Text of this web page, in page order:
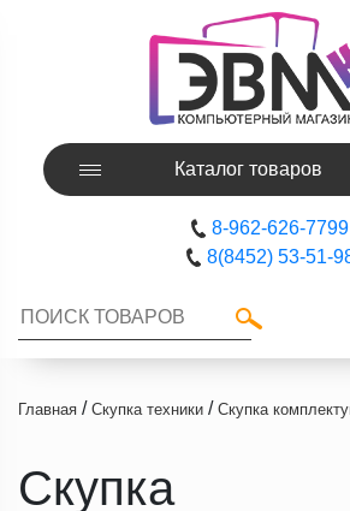
Каталог товаров
8-962-626-7799
8(8452) 53-51-
Главная / Скупка техники / Скупка
Скупка